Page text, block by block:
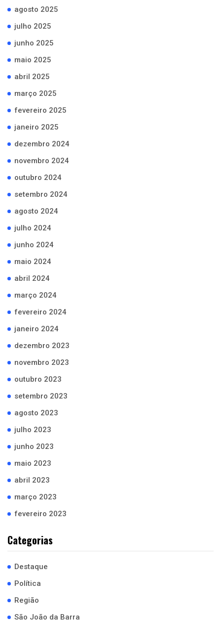
agosto 2025
julho 2025
junho 2025
maio 2025
abril 2025
março 2025
fevereiro 2025
janeiro 2025
dezembro 2024
novembro 2024
outubro 2024
setembro 2024
agosto 2024
julho 2024
junho 2024
maio 2024
abril 2024
março 2024
fevereiro 2024
janeiro 2024
dezembro 2023
novembro 2023
outubro 2023
setembro 2023
agosto 2023
julho 2023
junho 2023
maio 2023
abril 2023
março 2023
fevereiro 2023
Categorias
Destaque
Política
Região
São João da Barra